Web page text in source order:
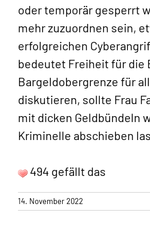
oder temporär gesperrt
mehr zuzuordnen sein,
erfolgreichen
bedeutet Freiheit für die
Bargeldobergrenze für
diskutieren, sollte Frau
mit dicken Geldbündeln
Kriminelle abschieben
494 gefällt das
14. November 2022